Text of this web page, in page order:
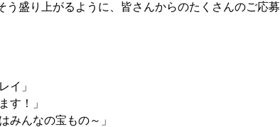
盛り上がるように、皆さんからのたくさんのご応募
イ」
す！」
んなの宝もの～」